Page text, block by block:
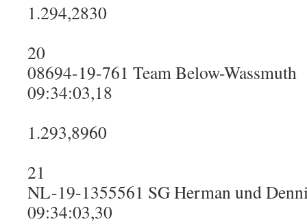
1.294,2830
20
08694-19-761 Team Below-Wassmuth
09:34:03,18
1.293,8960
21
NL-19-1355561 SG Herman und
09:34:03,30